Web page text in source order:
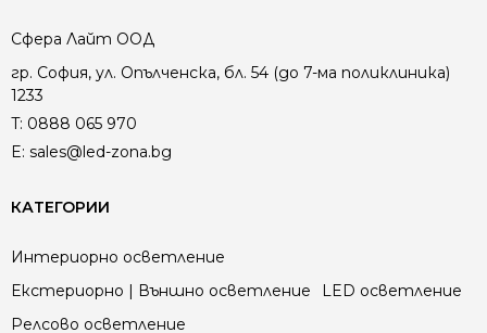
Сфера Лайт ООД
гр. София, ул. Опълченска, бл. 54 (до 7-ма поликлиника)
1233
T: 0888 065 970
E: sales@led-zona.bg
КАТЕГОРИИ
Интериорно осветление
Екстериорно | Външно осветление
LED осветление
Релсово осветление